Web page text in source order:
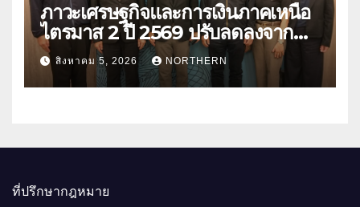
ภาวะเศรษฐกิจและการเงินภาคเหนือ
ไตรมาส 2 ปี 2569 ปรับลดลงจาก
ราคาพลังงาน ค่าครองชีพ
สิงหาคม 5, 2026 NORTHERN
ที่ปรึกษากฎหมาย